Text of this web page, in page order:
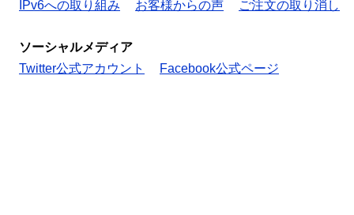
IPv6への取り組み
お客様からの声 ご注文の取り消し
ソーシャルメディア
Twitter公式アカウント
Facebook公式ページ